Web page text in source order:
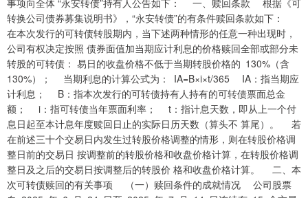
事项向全体 “永安转债”持有人公告如下： 一、赎回条款 根据《可
转换公司债券募集说明书》，“永安转债”的有条件赎回条款如下：
在本次发行的可转债转股期内，当下述两种情形的任意一种出现时，
公司有权决定按照 债券面值加当期应计利息的价格赎回全部或部分未
转股的可转债： 易日的收盘价格不低于当期转股价格的 130%（含
130%）； 当期利息的计算公式为： IA=B×i×t/365 IA：指当期应
计利息； B：指本次发行的可转债持有人持有的可转债票面总金
额； i：指可转债当年票面利率； t：指计息天数，即从上一个付
息日起至本计息年度赎回日止的实际日历天数（算头不 算尾）。 若
在前述三十个交易日内发生过转股价格调整的情形，则在转股价格调
整日前的交易日 按调整前的转股价格和收盘价格计算，在转股价格调
整日及之后的交易日按调整后的转股价 格和收盘价格计算。 二、本
次可转债赎回的有关事项 （一）赎回条件的成就情况 公司股票